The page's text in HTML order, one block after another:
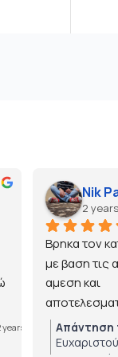
years ago
Nik
2
Βρηκα τον
με βαση τις
αμεση και
Απάντηση